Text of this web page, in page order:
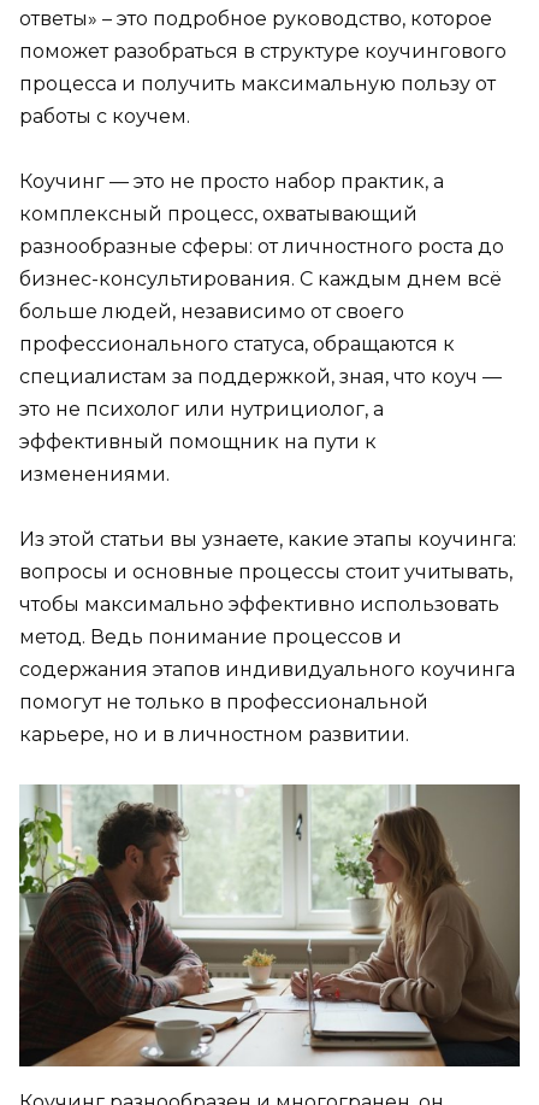
ответы» – это подробное руководство, которое
поможет разобраться в структуре коучингового
процесса и получить максимальную пользу от
работы с коучем.
Коучинг — это не просто набор практик, а
комплексный процесс, охватывающий
разнообразные сферы: от личностного роста до
бизнес-консультирования. С каждым днем всё
больше людей, независимо от своего
профессионального статуса, обращаются к
специалистам за поддержкой, зная, что коуч —
это не психолог или нутрициолог, а
эффективный помощник на пути к
изменениями.
Из этой статьи вы узнаете, какие этапы коучинга:
вопросы и основные процессы стоит учитывать,
чтобы максимально эффективно использовать
метод. Ведь понимание процессов и
содержания этапов индивидуального коучинга
помогут не только в профессиональной
карьере, но и в личностном развитии.